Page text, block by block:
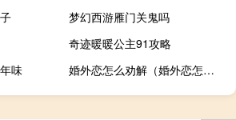
梦幻西游雁门关鬼吗
奇迹暖暖公主91攻略
味
婚外恋怎么劝解（婚外恋怎么处理）